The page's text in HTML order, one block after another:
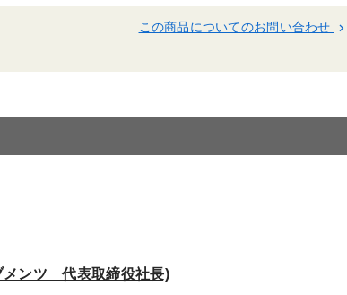
この商品についてのお問い合わせ keyboard_arrow_right
ンツ 代表取締役社長)